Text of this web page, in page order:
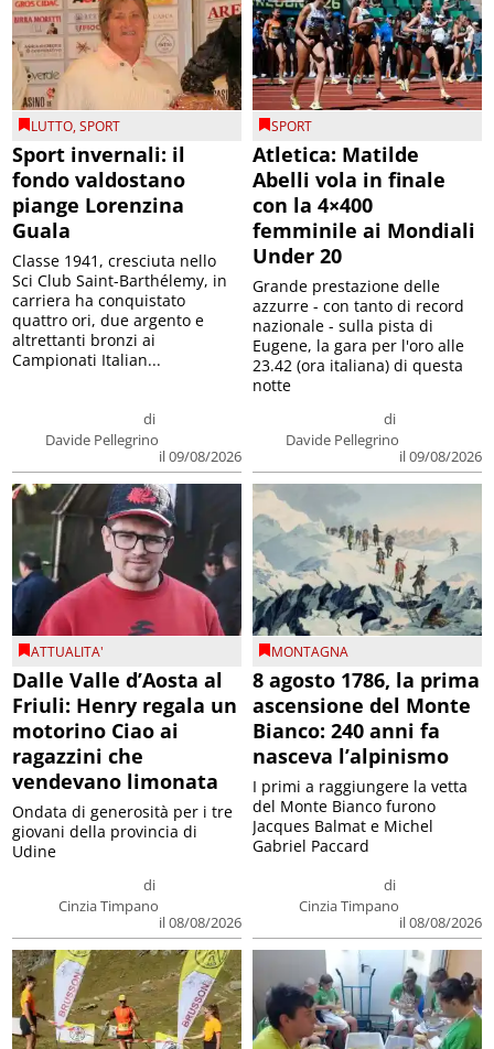
LUTTO,SPORT
Sport invernali: il
fondo valdostano
piange Lorenzina
Guala
di
Davide Pellegrino
il 09/08/2026
Classe 1941, cresciuta nello
Sci Club Saint-Barthélemy, in
carriera ha conquistato
quattro ori, due argento e
altrettanti bronzi ai
Campionati Italian...
SPORT
Atletica: Matilde
Abelli vola in finale
con la 4×400
femminile ai Mondiali
Under 20
di
Davide Pellegrino
il 09/08/2026
Grande prestazione delle
azzurre - con tanto di record
nazionale - sulla pista di
Eugene, la gara per l'oro alle
23.42 (ora italiana) di questa
notte
ATTUALITA'
Dalle Valle d’Aosta al
Friuli: Henry regala un
motorino Ciao ai
ragazzini che
vendevano limonata
di
Cinzia Timpano
il 08/08/2026
Ondata di generosità per i tre
giovani della provincia di
Udine
MONTAGNA
8 agosto 1786, la prima
ascensione del Monte
Bianco: 240 anni fa
nasceva l’alpinismo
di
Cinzia Timpano
il 08/08/2026
I primi a raggiungere la vetta
del Monte Bianco furono
Jacques Balmat e Michel
Gabriel Paccard